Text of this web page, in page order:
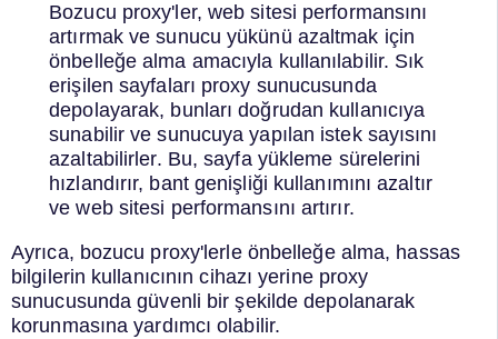
Bozucu proxy'ler, web sitesi performansını
artırmak ve sunucu yükünü azaltmak için
önbelleğe alma amacıyla kullanılabilir. Sık
erişilen sayfaları proxy sunucusunda
depolayarak, bunları doğrudan kullanıcıya
sunabilir ve sunucuya yapılan istek sayısını
azaltabilirler. Bu, sayfa yükleme sürelerini
hızlandırır, bant genişliği kullanımını azaltır
ve web sitesi performansını artırır.
Ayrıca, bozucu proxy'lerle önbelleğe alma, hassas
bilgilerin kullanıcının cihazı yerine proxy
sunucusunda güvenli bir şekilde depolanarak
korunmasına yardımcı olabilir.